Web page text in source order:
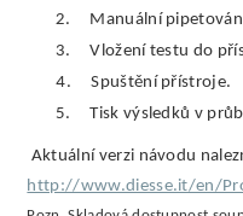
2.
Manuální
3.
Vložení testu do
4.
Spuštění přístroje.
5.
Tisk výsledků v
Aktuální verzi návodu
http://www.diesse.it/en/